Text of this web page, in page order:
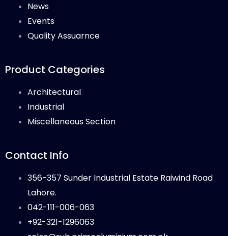
News
Events
Quality Assuarnce
Product Categories
Architectural
Industrial
Miscellaneous Section
Contact Info
356-357 Sunder Industrial Estate Raiwind Road
Lahore.
042-111-006-063
+92-321-1296063